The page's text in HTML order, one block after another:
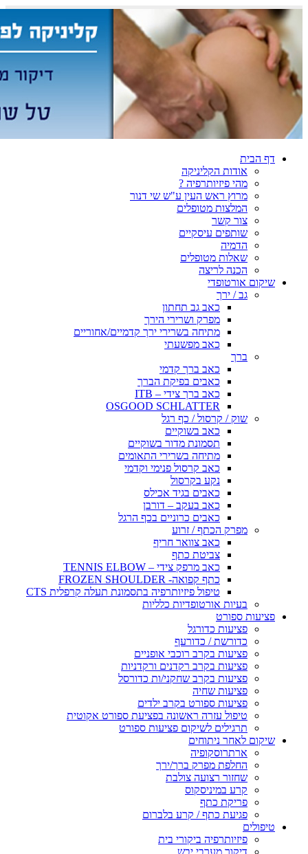
דף הבית
אודות הקליניקה
מהי פיזיותרפיה ?
מרוץ ראש העין ע"ש שי דנור
המלצות מטופלים
צור קשר
שותפים עיסקיים
הדמיה
שאלות מטופלים
הכנה לריצה
שיקום אורטופדי
גב / ירך
כאב גב תחתון
מפרק ושרירי הירך
מתיחה בשרירי ירך קדמיים/אחוריים
כאב מפשעתי
ברך
כאב ברך קדמי
כאבים בפיקת הברך
כאב ברך צידי – ITB
OSGOOD SCHLATTER
שוק / קרסול / כף רגל
כאב בשוקיים
תסמונת מדור בשוקיים
מתיחה בשרירי התאומים
כאב קרסול פנימי וקדמי
נקע בקרסול
כאבים בגיד אכילס
כאב בעקב – דורבן
כאבים כרוניים בכף הרגל
מפרק הכתף / זרוע
כאב צוואר חריף
צביטת כתף
כאב מרפק צידי – TENNIS ELBOW
כתף קפואה- FROZEN SHOULDER
טיפול פיזיותרפיה בתסמונת תעלה קרפלית CTS
בעיות אורטופדיות כלליות
פציעות ספורט
פציעות כדורגל
כדורשת / כדורעף
פציעות בקרב רוכבי אופניים
פציעות בקרב רקדנים ורקדניות
פציעות בקרב שחקני/ות כדורסל
פציעות שחיה
פציעות ספורט בקרב ילדים
טיפול עזרה ראשונה בפציעת ספורט אקוטית
תרגילים לשיקום פציעות ספורט
שיקום לאחר ניתוחים
ארתרוסקופיה
החלפת מפרק ברך/ירך
שחזור רצועה צולבת
קרע במיניסקוס
פריקת כתף
פגיעת כתף / קרע בלברום
טיפולים
פיזיותרפיה ביקורי בית
דיקור מערבי יבש